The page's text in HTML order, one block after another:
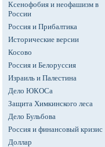
Ксенофобия и неофашизм в
России
Россия и Прибалтика
Исторические версии
Косово
Россия и Белоруссия
Израиль и Палестина
Дело ЮКОСа
Защита Химкинского леса
Дело Бульбова
Россия и финансовый кризис
Доллар